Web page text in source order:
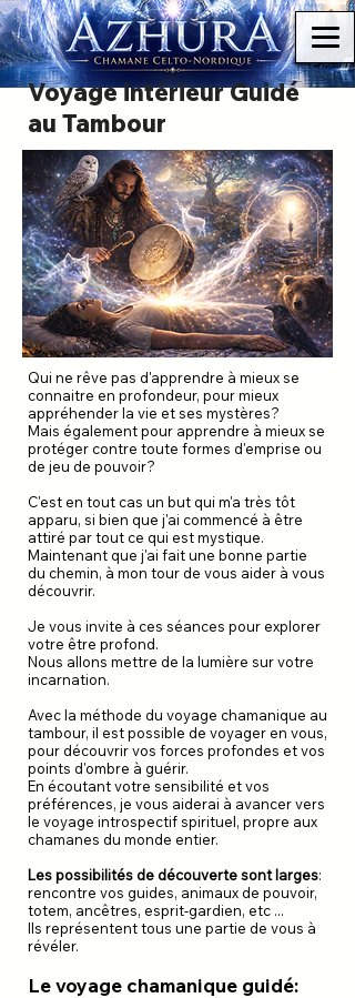
Voyage intérieur Guidé
au Tambour
Qui ne rêve pas d'apprendre à mieux se
connaitre en profondeur, pour mieux
appréhender la vie et ses mystères?
Mais également pour apprendre à mieux se
protéger contre toute formes d'emprise ou
de jeu de pouvoir?
C'est en tout cas un but qui m'a très tôt
apparu, si bien que j'ai commencé à être
attiré par tout ce qui est mystique.
Maintenant que j'ai fait une bonne partie
du chemin, à mon tour de vous aider à vous
découvrir.
Je vous invite à ces séances pour explorer
votre être profond.
Nous allons mettre de la lumière sur votre
incarnation.
Avec la méthode du voyage chamanique au
tambour, il est possible de voyager en vous,
pour découvrir vos forces profondes et vos
points d'ombre à guérir. ​
En écoutant votre sensibilité et vos
préférences, je vous aiderai à avancer vers
le voyage introspectif spirituel, propre aux
chamanes du monde entier.
Les possibilités de découverte sont larges:
rencontre vos guides, animaux de pouvoir,
totem, ancêtres, esprit-gardien, etc ...
Ils représentent tous une partie de vous à
révéler.
Le voyage chamanique guidé: